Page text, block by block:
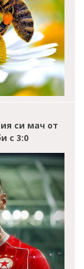
си мач от
с 3:0